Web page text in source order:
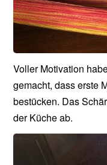
Voller Motivation
gemacht, dass erste
bestücken. Das
der Küche ab.